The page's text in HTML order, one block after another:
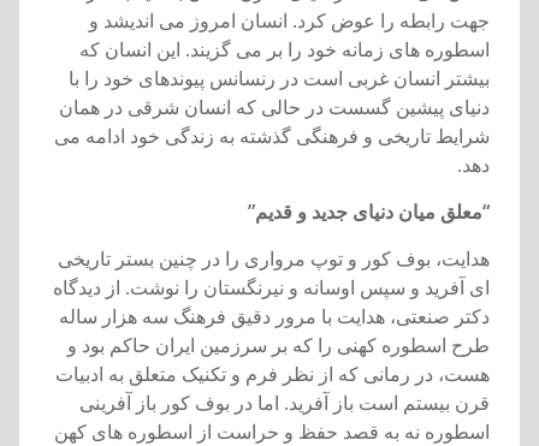
جهت رابطه را عوض کرد. انسان امروز می انديشد و
اسطوره های زمانه خود را بر می گزيند. اين انسان که
بيشتر انسان غربی است در رنسانس پيوندهای خود را با
دنيای پيشين گسست در حالی که انسان شرقی در همان
شرايط تاريخی و فرهنگی گذشته به زندگی خود ادامه می
دهد.
“معلق ميان دنيای جديد و قديم”
هدايت، بوف کور و توپ مرواری را در چنين بستر تاريخی
ای آفريد و سپس اوسانه و نيرنگستان را نوشت. از ديدگاه
دکتر صنعتی، هدايت با مرور دقيق فرهنگ سه هزار ساله
طرح اسطوره کهنی را که بر سرزمين ايران حاکم بود و
هست، در رمانی که از نظر فرم و تکنيک متعلق به ادبيات
قرن بيستم است باز آفريد. اما در بوف کور باز آفرينی
اسطوره نه به قصد حفظ و حراست از اسطوره های کهن